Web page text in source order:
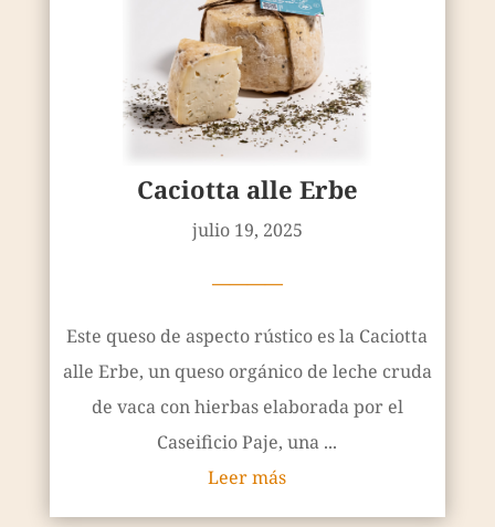
Caciotta alle Erbe
julio 19, 2025
————
Este queso de aspecto rústico es la Caciotta
alle Erbe, un queso orgánico de leche cruda
de vaca con hierbas elaborada por el
Caseificio Paje, una ...
Leer más